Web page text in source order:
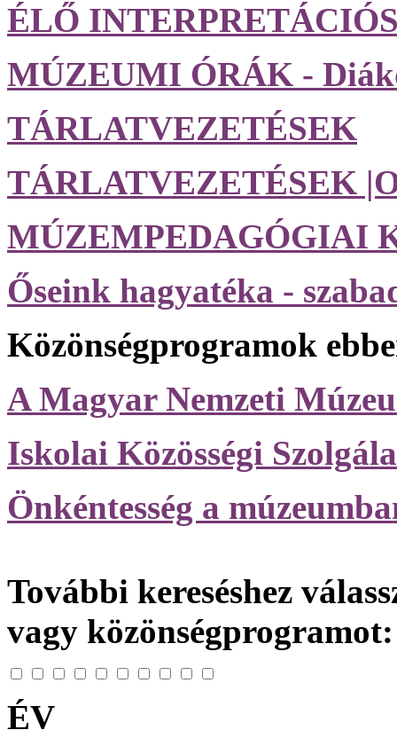
ÉLŐ
MÚZEUMI ÓRÁK -
TÁRLATVEZETÉSEK
TÁRLATVEZETÉSEK
MÚZEMPEDAGÓGIAI
Őseink hagyatéka -
Közönségprogramok
A Magyar Nemzeti
Iskolai Közösségi
Önkéntesség a
További kereséshez
vagy közönségprogramot:
ÉV